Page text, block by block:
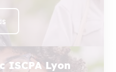
ISCPA Lyon